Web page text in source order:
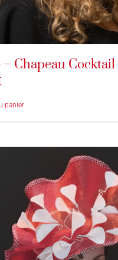
– Chapeau Cocktail
panier